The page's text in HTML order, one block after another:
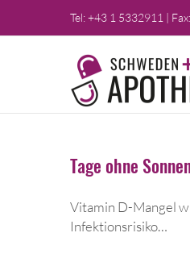
Tel:+43 1 5332911 |
Tage ohne
Vitamin D-Mangel
Infektionsrisiko…